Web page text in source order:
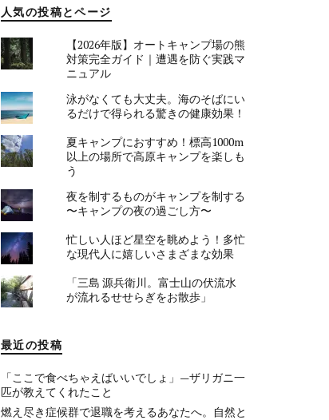
人気の投稿とページ
【2026年版】オートキャンプ場の熊
対策完全ガイド｜遭遇を防ぐ実践マ
ニュアル
泳がなくても大丈夫。海のそばにい
るだけで得られる驚きの健康効果！
夏キャンプにおすすめ！標高1000m
以上の場所で高原キャンプを楽しも
う
夜を制するものがキャンプを制する
〜キャンプの夜の過ごし方〜
忙しい人ほど星空を眺めよう！多忙
な現代人に嬉しいさまざまな効果
「三島 源兵衛川。富士山の伏流水
が流れるせせらぎをお散歩」
最近の投稿
「ここで食べちゃえばいいでしょ」—ザリガニ一
匹が教えてくれたこと
燃え尽き症候群で退職を考えるあなたへ。自然と